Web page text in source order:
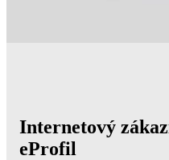
Internetový
eProfil